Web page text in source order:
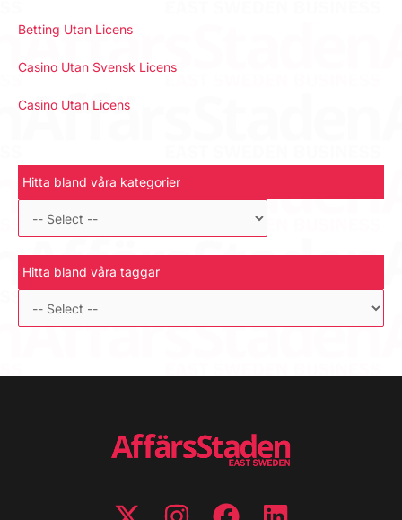
Betting Utan Licens
Casino Utan Svensk Licens
Casino Utan Licens
Hitta bland våra kategorier
Hitta bland våra taggar